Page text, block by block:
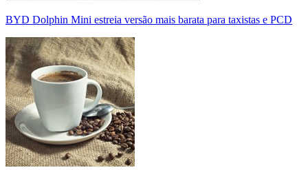
BYD Dolphin Mini estreia versão mais barata para taxistas e PCD